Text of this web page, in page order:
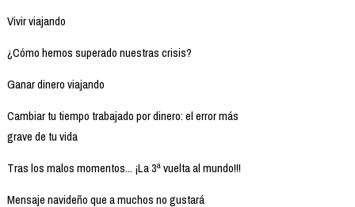
Vivir viajando
¿Cómo hemos superado nuestras crisis?
Ganar dinero viajando
Cambiar tu tiempo trabajado por dinero: el error más
grave de tu vida
Tras los malos momentos... ¡La 3ª vuelta al mundo!!!
Mensaje navideño que a muchos no gustará